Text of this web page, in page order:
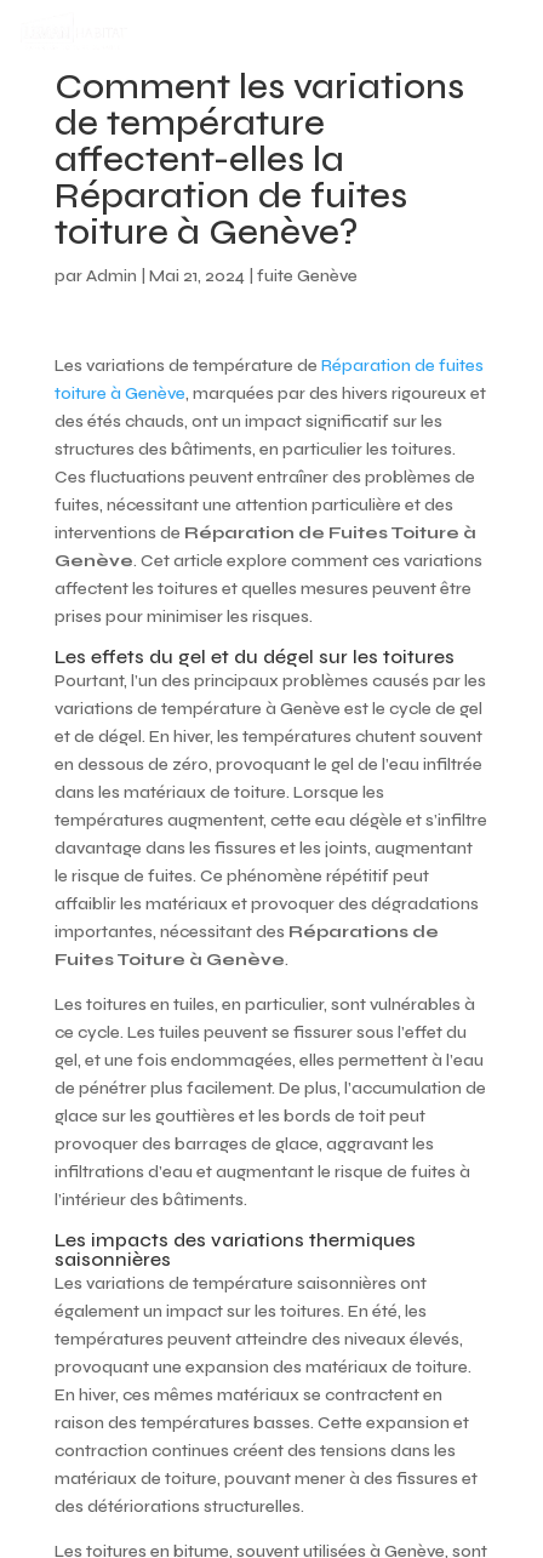
Comment les variations
de température
affectent-elles la
Réparation de fuites
toiture à Genève?
parAdmin Mai 21, 2024| fuite Genève
Les variations de température de Réparation de fuites
toiture à Genève, marquées par des hivers rigoureux et
des étés chauds, ont un impact significatif sur les
structures des bâtiments, en particulier les toitures.
Ces fluctuations peuvent entraîner des problèmes de
fuites, nécessitant une attention particulière et des
interventions de Réparation de Fuites Toiture à
Genève. Cet article explore comment ces variations
affectent les toitures et quelles mesures peuvent être
prises pour minimiser les risques.
Les effets du gel et du dégel sur les toitures
Pourtant, l’un des principaux problèmes causés par les
variations de température à Genève est le cycle de gel
et de dégel. En hiver, les températures chutent souvent
en dessous de zéro, provoquant le gel de l’eau infiltrée
dans les matériaux de toiture. Lorsque les
températures augmentent, cette eau dégèle et s’infiltre
davantage dans les fissures et les joints, augmentant
le risque de fuites. Ce phénomène répétitif peut
affaiblir les matériaux et provoquer des dégradations
importantes, nécessitant des Réparations de
Fuites Toiture à Genève.
Les toitures en tuiles, en particulier, sont vulnérables à
ce cycle. Les tuiles peuvent se fissurer sous l’effet du
gel, et une fois endommagées, elles permettent à l’eau
de pénétrer plus facilement. De plus, l’accumulation de
glace sur les gouttières et les bords de toit peut
provoquer des barrages de glace, aggravant les
infiltrations d’eau et augmentant le risque de fuites à
l’intérieur des bâtiments.
Les impacts des variations thermiques
saisonnières
Les variations de température saisonnières ont
également un impact sur les toitures. En été, les
températures peuvent atteindre des niveaux élevés,
provoquant une expansion des matériaux de toiture.
En hiver, ces mêmes matériaux se contractent en
raison des températures basses. Cette expansion et
contraction continues créent des tensions dans les
matériaux de toiture, pouvant mener à des fissures et
des détériorations structurelles.
Les toitures en bitume, souvent utilisées à Genève, sont